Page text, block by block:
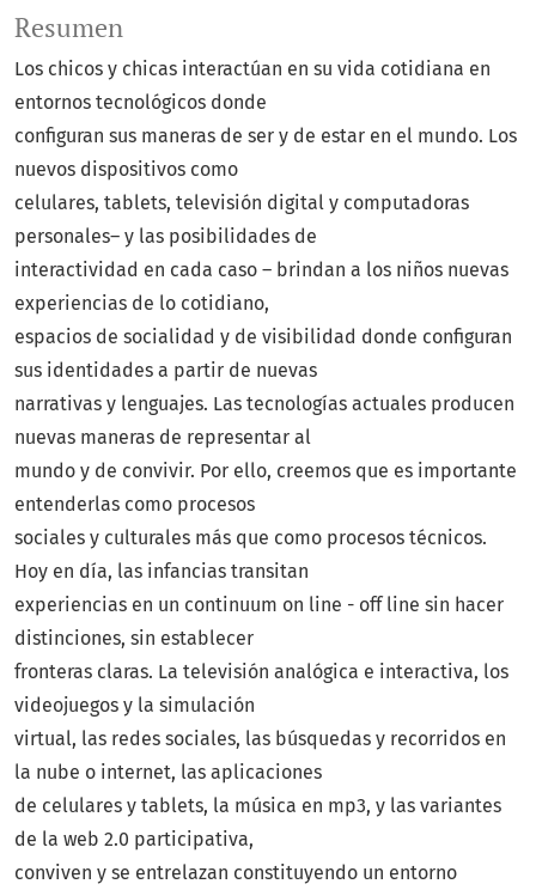
Resumen
Los chicos y chicas interactúan en su vida cotidiana en
entornos tecnológicos donde
configuran sus maneras de ser y de estar en el mundo. Los
nuevos dispositivos como
celulares, tablets, televisión digital y computadoras
personales– y las posibilidades de
interactividad en cada caso – brindan a los niños nuevas
experiencias de lo cotidiano,
espacios de socialidad y de visibilidad donde configuran
sus identidades a partir de nuevas
narrativas y lenguajes. Las tecnologías actuales producen
nuevas maneras de representar al
mundo y de convivir. Por ello, creemos que es importante
entenderlas como procesos
sociales y culturales más que como procesos técnicos.
Hoy en día, las infancias transitan
experiencias en un continuum on line - off line sin hacer
distinciones, sin establecer
fronteras claras. La televisión analógica e interactiva, los
videojuegos y la simulación
virtual, las redes sociales, las búsquedas y recorridos en
la nube o internet, las aplicaciones
de celulares y tablets, la música en mp3, y las variantes
de la web 2.0 participativa,
conviven y se entrelazan constituyendo un entorno